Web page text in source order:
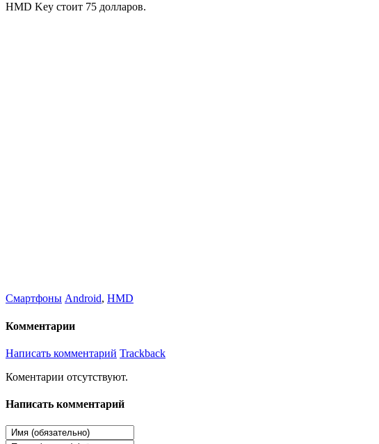
HMD Key стоит 75 долларов.
Смартфоны Android, HMD
Комментарии
Написать комментарий Trackback
Коментарии отсутствуют.
Написать комментарий